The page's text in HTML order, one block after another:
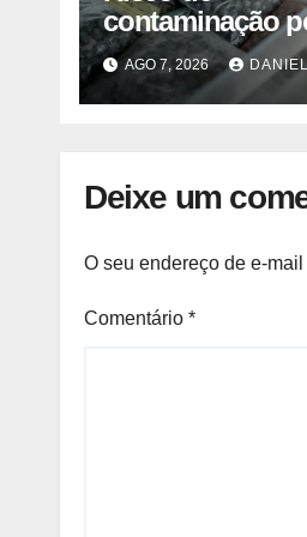
contaminação
listeria
venda de
fábricas da
AGO 7, 2026
Deixe um
O seu endereço de e-
Comentário *